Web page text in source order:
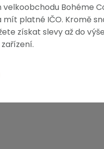
Bohéme
platné IČO. Kromě
získat slevy až do